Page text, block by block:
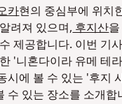
카현의 중심부에 위치
려져 있으며,후지산
제공합니다. 이번 기
'니혼다이라 유메 테
시에 볼 수 있는 '후지
수 있는 장소를 소개합